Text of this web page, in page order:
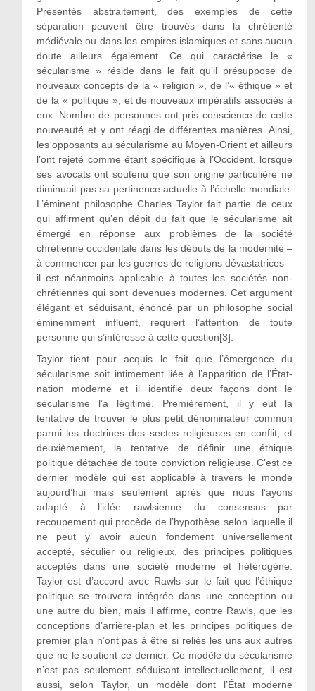
Présentés abstraitement, des exemples de cette
séparation peuvent être trouvés dans la chrétienté
médiévale ou dans les empires islamiques et sans aucun
doute ailleurs également. Ce qui caractérise le «
sécularisme » réside dans le fait qu’il présuppose de
nouveaux concepts de la « religion », de l’« éthique » et
de la « politique », et de nouveaux impératifs associés à
eux. Nombre de personnes ont pris conscience de cette
nouveauté et y ont réagi de différentes manières. Ainsi,
les opposants au sécularisme au Moyen-Orient et ailleurs
l’ont rejeté comme étant spécifique à l’Occident, lorsque
ses avocats ont soutenu que son origine particulière ne
diminuait pas sa pertinence actuelle à l’échelle mondiale.
L’éminent philosophe Charles Taylor fait partie de ceux
qui affirment qu’en dépit du fait que le sécularisme ait
émergé en réponse aux problèmes de la société
chrétienne occidentale dans les débuts de la modernité –
à commencer par les guerres de religions dévastatrices –
il est néanmoins applicable à toutes les sociétés non-
chrétiennes qui sont devenues modernes. Cet argument
élégant et séduisant, énoncé par un philosophe social
éminemment influent, requiert l’attention de toute
personne qui s’intéresse à cette question[3].
Taylor tient pour acquis le fait que l’émergence du
sécularisme soit intimement liée à l’apparition de l’État-
nation moderne et il identifie deux façons dont le
sécularisme l’a légitimé. Premièrement, il y eut la
tentative de trouver le plus petit dénominateur commun
parmi les doctrines des sectes religieuses en conflit, et
deuxièmement, la tentative de définir une éthique
politique détachée de toute conviction religieuse. C’est ce
dernier modèle qui est applicable à travers le monde
aujourd’hui mais seulement après que nous l’ayons
adapté à l’idée rawlsienne du consensus par
recoupement qui procède de l’hypothèse selon laquelle il
ne peut y avoir aucun fondement universellement
accepté, séculier ou religieux, des principes politiques
acceptés dans une société moderne et hétérogène.
Taylor est d’accord avec Rawls sur le fait que l’éthique
politique se trouvera intégrée dans une conception ou
une autre du bien, mais il affirme, contre Rawls, que les
conceptions d’arrière-plan et les principes politiques de
premier plan n’ont pas à être si reliés les uns aux autres
que ne le soutient ce dernier. Ce modèle du sécularisme
n’est pas seulement séduisant intellectuellement, il est
aussi, selon Taylor, un modèle dont l’État moderne